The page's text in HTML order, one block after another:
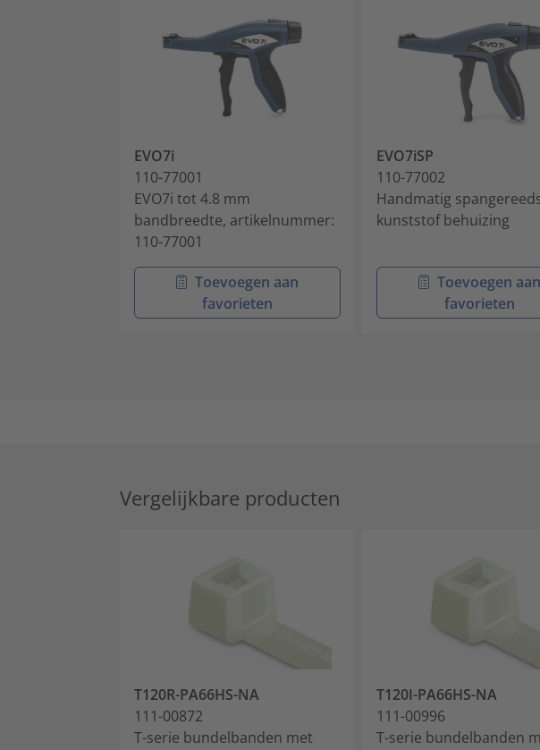
EVO7i
110-77001
EVO7i tot 4.8 mm
bandbreedte, artikelnummer:
110-77001
Toevoegen aan
favorieten
EVO7iSP
110-77002
Handmatig
kunststof behuizing
Toevoegen aan
favorieten
Vergelijkbare producten
T120R-PA66HS-NA
111-00872
T-serie bundelbanden met
T120I-PA66HS-NA
111-00996
T-serie bundelbanden